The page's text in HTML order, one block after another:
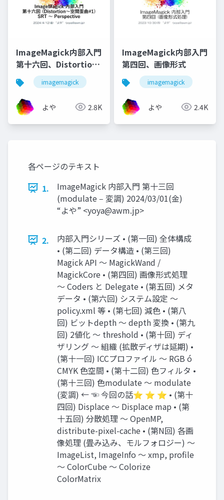
ImageMagick内部入門
第十六回、Distortion-
1
imagemagick
よや 2.8K
ImageMagick内部入門
第四回、画像形式
imagemagick
よや 2.4K
各ページのテキスト
1.
ImageMagick 内部入門 第十三回
(modulate ‒ 変調) 2024/03/01(金)
“よや” <yoya@awm.jp>
2.
内部⼊⾨シリーズ • (第⼀回) 全体構成
• (第⼆回) データ構造 • (第三回)
Magick API 〜 MagickWand /
MagickCore • (第四回) 画像形式処理
〜 Coders と Delegate • (第五回) メタ
データ • (第六回) システム設定 〜
policy.xml 等 • (第七回) 減⾊ • (第⼋
回) ビットdepth 〜 depth 変換 • (第九
回) 2値化 〜 threshold • (第⼗回) ディ
ザリング 〜 組織 (拡散ディザは延期) •
(第⼗⼀回) ICCプロファイル 〜 RGB ó
CMYK ⾊空間 • (第⼗⼆回) ⾊フィルタ •
(第⼗三回) ⾊modulate 〜 modulate
(変調) ← ☜ 今回の話⭐ ⭐ ⭐ • (第⼗
四回) Displace 〜 Displace map • (第
⼗五回) 分散処理 〜 OpenMP,
distribute-pixel-cache • (第N回) 各画
像処理 (畳み込み、モルフォロジー) 〜
ImageList, ImageInfo 〜 xmp, proﬁle
〜 ColorCube 〜 Colorize
ColorMatrix